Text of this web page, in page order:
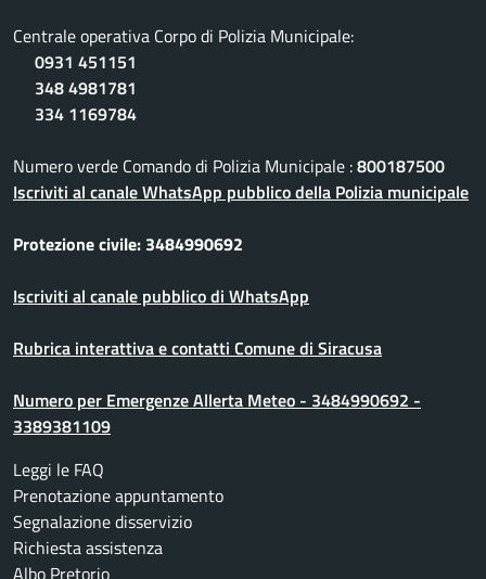
Centrale operativa Corpo di Polizia Municipale:
0931 451151
348 4981781
334 1169784
Numero verde Comando di Polizia Municipale :800187500
Iscriviti al canale WhatsApp pubblico della Polizia municipale
Protezione civile: 3484990692
Iscriviti al canale pubblico di WhatsApp
Rubrica interattiva e contatti Comune di Siracusa
Numero per Emergenze Allerta Meteo - 3484990692 -
3389381109
Leggi le FAQ
Prenotazione appuntamento
Segnalazione disservizio
Richiesta assistenza